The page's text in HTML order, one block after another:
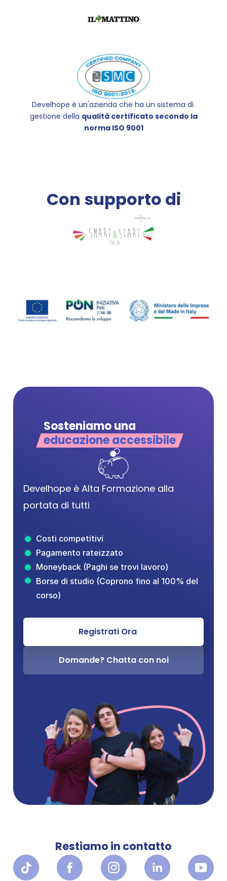
Develhope è un'azienda che ha un sistema di
gestione della qualità certificato secondo la
norma ISO 9001
Con supporto di
Sosteniamo una
educazione accessibile
Develhope è Alta Formazione alla
portata di tutti
Costi competitivi
Pagamento rateizzato
Moneyback (Paghi se trovi lavoro)
Borse di studio (Coprono fino al 100% del
corso)
Registrati Ora
Domande? Chatta con noi
Restiamo in contatto